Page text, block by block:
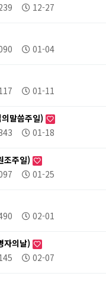
12-27
01-04
01-11
말씀주일)
01-18
조주일)
01-25
02-01
자의날)
02-07